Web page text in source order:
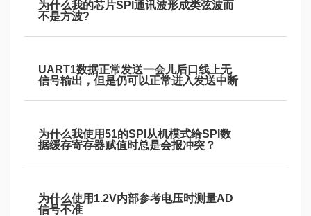
为什么我的芯片SPI通讯波形成类弦波而
不是方波?
UART1数据正常发送一会儿后口线上无
信号输出，但是仍可以正常进入发送中断
为什么我使用51的SPI从机模式给SPI数
据缓存寄存器赋值时总是会报冲突？
为什么使用1.2V内部参考电压时测量AD
信号不准